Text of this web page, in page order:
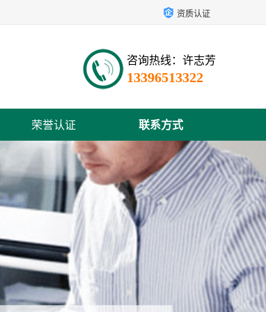
资质认证
咨询热线：许志芳
13396513322
荣誉认证 联系方式